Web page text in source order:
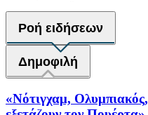
Ροή ειδήσεων
Δημοφιλή
«Νότιγχαμ,